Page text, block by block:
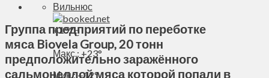
Вильнюс
+19°C
Макс.: +23°
Мин.:+12°
Группа предприятий по переботке
мяса Biovela Group, 20 тонн
предположительно заражённого
сальмонеллой мяса которой попали в